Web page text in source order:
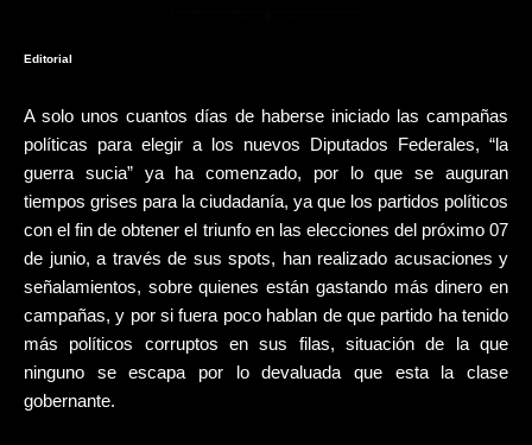
Editorial
A solo unos cuantos días de haberse iniciado las campañas
políticas para elegir a los nuevos Diputados Federales, “la
guerra sucia” ya ha comenzado, por lo que se auguran
tiempos grises para la ciudadanía, ya que los partidos políticos
con el fin de obtener el triunfo en las elecciones del próximo 07
de junio, a través de sus spots, han realizado acusaciones y
señalamientos, sobre quienes están gastando más dinero en
campañas, y por si fuera poco hablan de que partido ha tenido
más políticos corruptos en sus filas, situación de la que
ninguno se escapa por lo devaluada que esta la clase
gobernante.